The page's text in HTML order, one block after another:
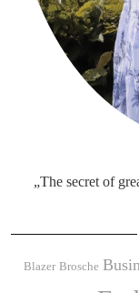
„The secret of
Blazer Brosche